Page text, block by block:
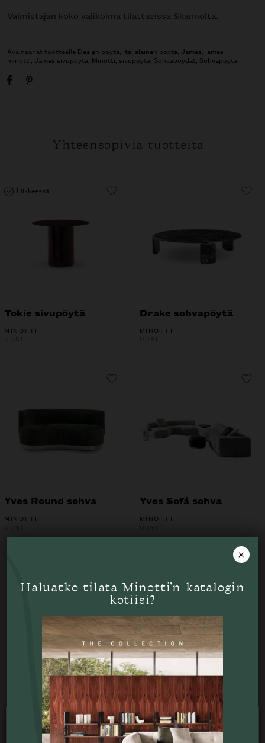
Valmistajan koko valikoima tilattavissa Skannolta.
Avainsanat tuotteelle Design pöytä, Italialainen pöytä, James, james
minotti, James sivupöytä, Minotti, sivupöytä, Sohvapöydät, Sohvapöytä
Yhteensopivia tuotteita
Liikkeessä
Tokie sivupöytä
MINOTTI
UUSI
Drake sohvapöytä
MINOTTI
UUSI
Yves Round sohva
MINOTTI
UUSI
Yves Sofá sohva
MINOTTI
UUSI
Tutustu myös
Liikkeessä
Haluatko tilata Minotti’n katalogin
kotiisi?
×
Käytämme verkkosivustollamme evästeitä